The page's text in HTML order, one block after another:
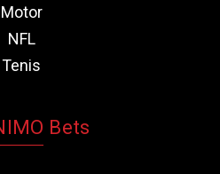
Motor
NFL
Tenis
Bets